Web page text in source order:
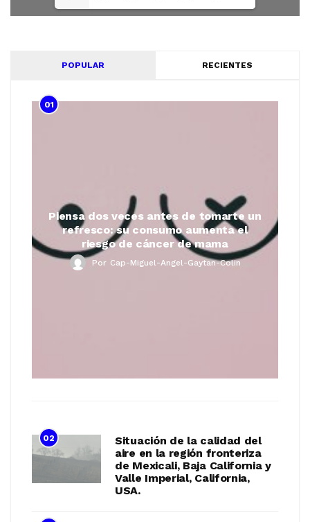
POPULAR RECIENTES
01
Piensa dos veces antes de tomarte un
refresco: su consumo aumenta el
riesgo de cáncer de mama
Por Cap-Miguel-Angel-Gaytan-Colin
02
Situación de la calidad del
aire en la región fronteriza
de Mexicali, Baja California y
Valle Imperial, California,
USA.